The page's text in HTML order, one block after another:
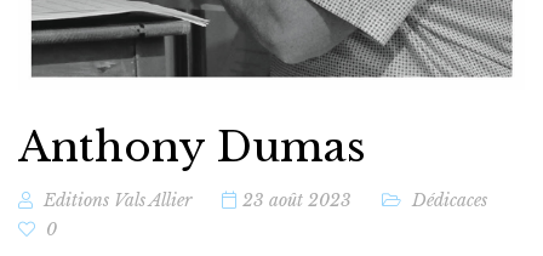
Anthony Dumas
Editions Vals Allier 23 août 2023
Dédicaces
0